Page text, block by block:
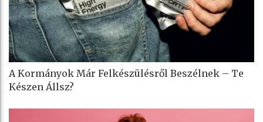
A Kormányok Már Felkészülésről Beszélnek – Te
Készen Állsz?